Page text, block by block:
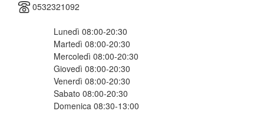
0532321092
Lunedì 08:00-20:30
Martedì 08:00-20:30
Mercoledì 08:00-20:30
Giovedì 08:00-20:30
Venerdì 08:00-20:30
Sabato 08:00-20:30
Domenica 08:30-13:00